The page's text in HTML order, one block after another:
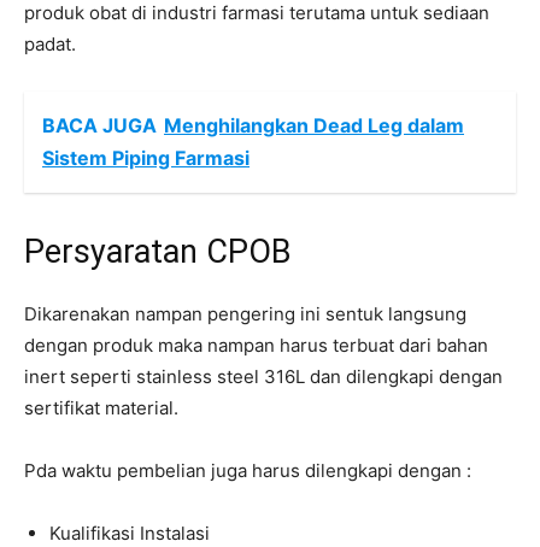
produk obat di industri farmasi terutama untuk sediaan
padat.
BACA JUGA Menghilangkan Dead Leg dalam
Sistem Piping Farmasi
Persyaratan CPOB
Dikarenakan nampan pengering ini sentuk langsung
dengan produk maka nampan harus terbuat dari bahan
inert seperti stainless steel 316L dan dilengkapi dengan
sertifikat material.
Pda waktu pembelian juga harus dilengkapi dengan :
Kualifikasi Instalasi